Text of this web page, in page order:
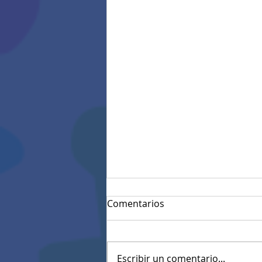
Comentarios
Escribir un comentario...